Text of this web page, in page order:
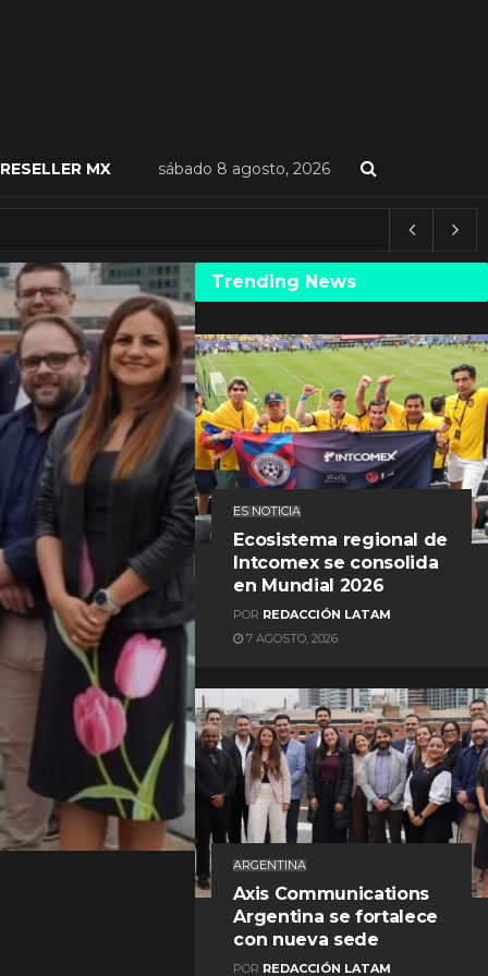
RESELLER MX sábado 8 agosto, 2026
Trending News
ES NOTICIA
Ecosistema regional de
Intcomex se consolida
en Mundial 2026
POR REDACCIÓN LATAM
7 AGOSTO, 2026
ARGENTINA
Axis Communications
Argentina se fortalece
con nueva sede
POR REDACCIÓN LATAM